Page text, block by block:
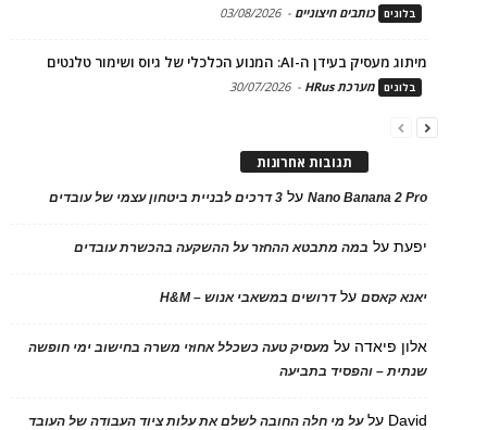
בלוגים כותבים חיצוניים -
03/08/2026
מיתוג מעסיק בעידן ה-AI: המנוע הכלכלי של גיוס ושימור טלנטים
בלוגים מערכת HRus -
30/07/2026
תגובות אחרונות
Nano Banana 2 Proעל 3 דרכים לבניית ביטחון עצמי של עובדים
יפעתעל במה מתבטא ההחזר על ההשקעה בהכשרת עובדים
יאנא קאסםעלדרושים במשאבי אנוש – H&M
אלון פיאדה על מעסיק טעה כשכלל אחוזי משרה בחישוב ימי חופשה
שנתית – והפסיד בתביעה
David עלעל מי חלה החובה לשלם את עלות ציוד העבודה של העובד